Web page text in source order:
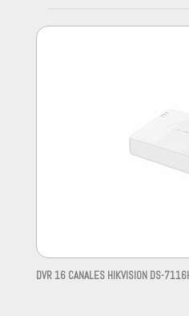
DVR 16 CANALES HIKVISION DS-